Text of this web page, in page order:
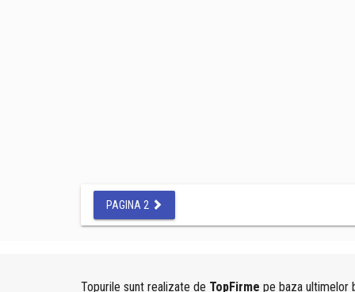
PAGINA 2
Topurile sunt realizate de TopFirme pe baza ultimelor